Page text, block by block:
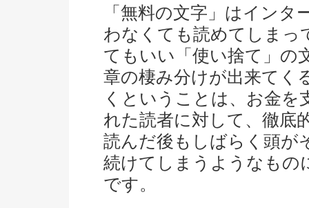
「無料の文字」はイン
わなくても読めてしまっ
てもいい「使い捨て」の
章の棲み分けが出来てく
くということは、お金を
れた読者に対して、徹底
読んだ後もしばらく頭が
続けてしまうようなもの
です。